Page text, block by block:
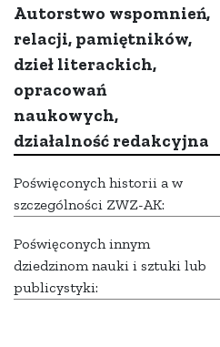
Autorstwo wspomnień,
relacji, pamiętników,
dzieł literackich,
opracowań
naukowych,
działalność redakcyjna
Poświęconych historii a w
szczególności ZWZ-AK:
Poświęconych innym
dziedzinom nauki i sztuki lub
publicystyki: